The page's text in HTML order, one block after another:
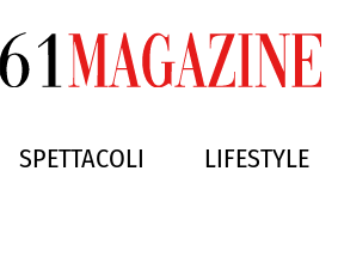
SPETTACOLI LIFESTYLE